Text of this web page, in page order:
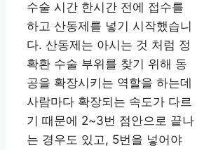
수술 시간 한시간 전에 접수를
하고 산동제를 넣기 시작했습니
다. 산동제는 아시는 것 처럼 정
확환 수술 부위를 찾기 위해 동
공을 확장시키는 역할을 하는데
사람마다 확장되는 속도가 다르
기 때문에 2~3번 점안으로 끝나
는 경우도 있고, 5번을 넣어야